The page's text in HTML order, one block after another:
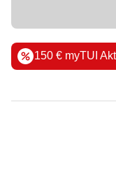
150 € myTUI